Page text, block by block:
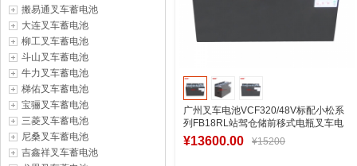
搬易通叉车蓄电池
大连叉车蓄电池
柳工叉车蓄电池
斗山叉车蓄电池
牛力叉车蓄电池
梯佑叉车蓄电池
宝骊叉车蓄电池
三菱叉车蓄电池
尼桑叉车蓄电池
吉鑫祥叉车蓄电池
广州叉车电池VCF320/48V标配小松系
列FB18RL站驾仓储前移式电瓶叉车电
池
¥13600.00 ¥15200